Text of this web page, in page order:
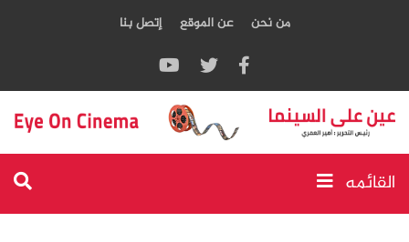
من نحن عن الموقع إتصل بنا
القائمه